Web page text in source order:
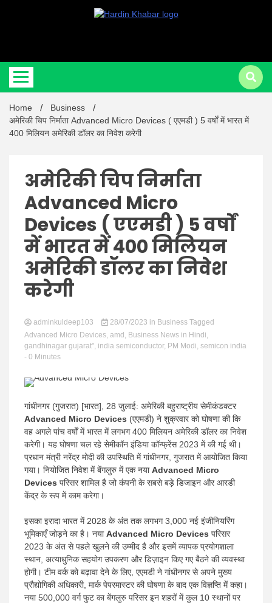
Hardin
Khabar |
Hindi
news |
Latest
Hindi
News
Home
Business
अमेरिकी चिप निर्माता Advanced Micro Devices ( एएमडी ) 5 वर्षों में भारत में
400 मिलियन अमेरिकी डॉलर का निवेश करेगी
अमेरिकी चिप निर्माता
Advanced Micro
Devices ( एएमडी ) 5 वर्षों
में भारत में 400 मिलियन
अमेरिकी डॉलर का निवेश
करेगी
adminkuldeep103 28/07/2023 in Business Tagged
Advanced Micro Devices, amd , Business News in Hindi,
gandhinagar gujarat", india semiconductor, PM Modi, semicon india
- 0 Minutes
गांधीनगर (गुजरात) [भारत], 28 जुलाई: अमेरिकी बहुराष्ट्रीय सेमीकंडक्टर
Advanced Micro Devices (एएमडी) ने शुक्रवार को घोषणा की कि
वह अगले पांच वर्षों में भारत में लगभग 400 मिलियन अमेरिकी डॉलर का निवेश
करेगी। यह घोषणा चल रहे सेमीकॉन इंडिया कॉन्फ्रेंस 2023 में की गई थी।
प्रधान मंत्री नरेंद्र मोदी की उपस्थिति में गांधीनगर, गुजरात में आयोजित किया
गया। नियोजित निवेश में बेंगलुरु में एक नयाAdvanced Micro
Devices परिसर शामिल है जो कंपनी के सबसे बड़े डिजाइन और आरडी
केंद्र के रूप में काम करेगा।
इसका इरादा भारत में 2028 के अंत तक लगभग 3,000 नई इंजीनियरिंग
भूमिकाएँ जोड़ने का है। नयाAdvanced Micro Devices परिसर
2023 के अंत से पहले खुलने की उम्मीद है और इसमें व्यापक प्रयोगशाला
स्थान, अत्याधुनिक सहयोग उपकरण और डिज़ाइन किए गए बैठने की व्यवस्था
होगी। टीम वर्क को बढ़ावा देने के लिए, एएमडी ने गांधीनगर से अपने मुख्य
प्रौद्योगिकी अधिकारी, मार्क पेपरमास्टर की घोषणा के बाद एक विज्ञप्ति में कहा।
नया 500,000 वर्ग फुट का बेंगलुरु परिसर इन शहरों में कुल 10 स्थानों पर